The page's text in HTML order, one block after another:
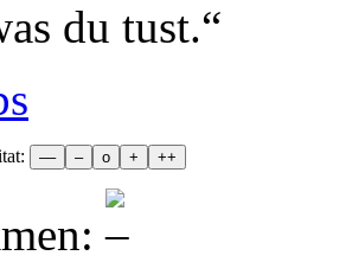
du tust.“